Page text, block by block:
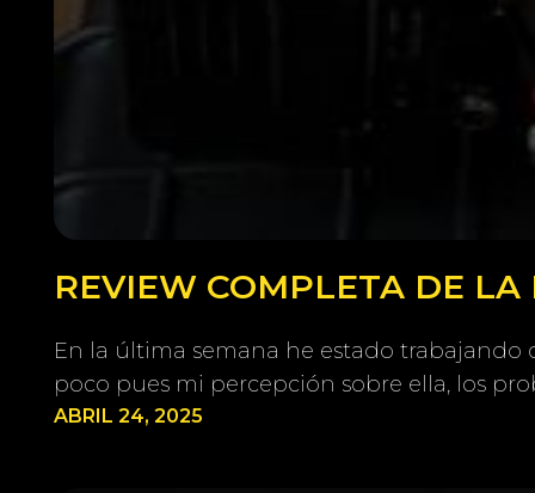
REVIEW COMPLETA DE LA
En la última semana he estado
poco pues mi percepción sobre ella, los
ABRIL 24, 2025